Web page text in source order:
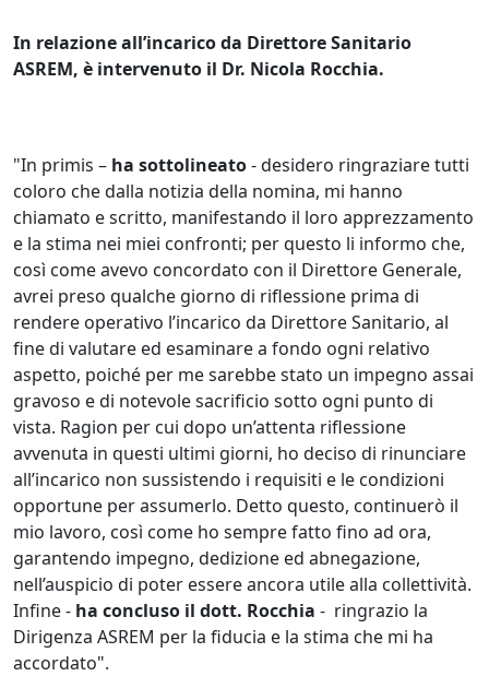
In relazione all’incarico da Direttore Sanitario
ASREM, è intervenuto il Dr. Nicola Rocchia.
"In primis – ha sottolineato- desidero ringraziare tutti
coloro che dalla notizia della nomina, mi hanno
chiamato e scritto, manifestando il loro apprezzamento
e la stima nei miei confronti; per questo li informo che,
così come avevo concordato con il Direttore Generale,
avrei preso qualche giorno di riflessione prima di
rendere operativo l’incarico da Direttore Sanitario, al
fine di valutare ed esaminare a fondo ogni relativo
aspetto, poiché per me sarebbe stato un impegno assai
gravoso e di notevole sacrificio sotto ogni punto di
vista. Ragion per cui dopo un’attenta riflessione
avvenuta in questi ultimi giorni, ho deciso di rinunciare
all’incarico non sussistendo i requisiti e le condizioni
opportune per assumerlo. Detto questo, continuerò il
mio lavoro, così come ho sempre fatto fino ad ora,
garantendo impegno, dedizione ed abnegazione,
nell’auspicio di poter essere ancora utile alla collettività.
Infine - ha concluso il dott. Rocchia - ringrazio la
Dirigenza ASREM per la fiducia e la stima che mi ha
accordato".